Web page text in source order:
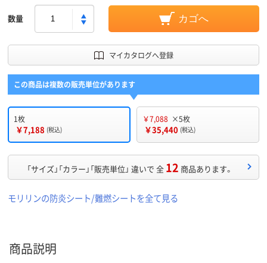
数量 カゴへ
マイカタログへ登録
この商品は複数の販売単位があります
1枚
￥7,188 (税込)
￥7,088 ×5枚
￥35,440 (税込)
「サイズ」「カラー」「販売単位」 違いで 全 12 商品あります。
モリリンの防炎シート/難燃シートを全て見る
商品説明